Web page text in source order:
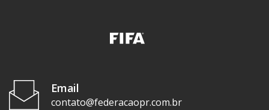
Email
contato@federacaopr.com.br